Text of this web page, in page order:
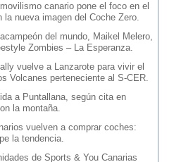
canario pone el foco en el
la nueva imagen del Coche Zero.
del mundo, Maikel Melero,
Zombies – La Esperanza.
vuelve a Lanzarote para vivir el
Volcanes perteneciente al S-CER.
a Puntallana, según cita en
la montaña.
vuelven a comprar coches:
la tendencia.
de Sports & You Canarias